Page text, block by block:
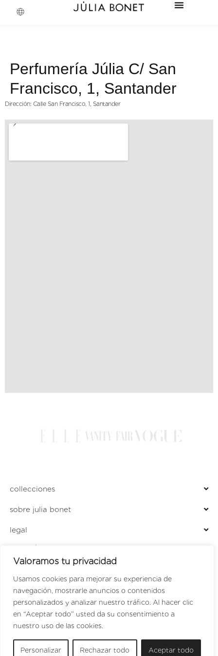
Valoramos tu privacidad
Usamos cookies para mejorar su experiencia de
navegación, mostrarle anuncios o contenidos
personalizados y analizar nuestro tráfico. Al hacer clic
en “Aceptar todo” usted da su consentimiento a
nuestro uso de las cookies.
Personalizar Rechazar todo Aceptar todo
Perfumería Júlia C/ San
Francisco, 1, Santander
Dirección: Calle San Francisco, 1, Santander
collecciones
sobre julia bonet
legal
LOCALIZADOR DE TIENDAS
PERFUMERÍA JULIA